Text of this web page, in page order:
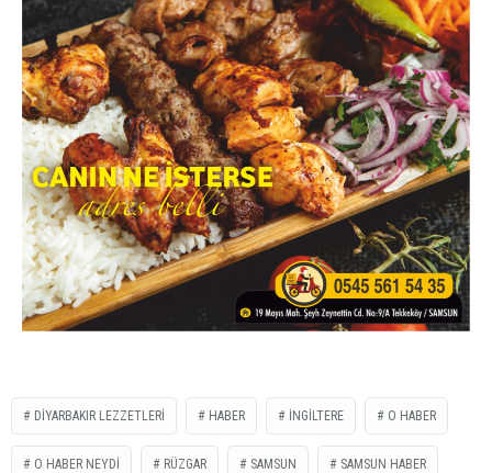
DİYARBAKIR LEZZETLERİ HABER İNGİLTERE O HABER
O HABER NEYDİ RÜZGAR SAMSUN SAMSUN HABER